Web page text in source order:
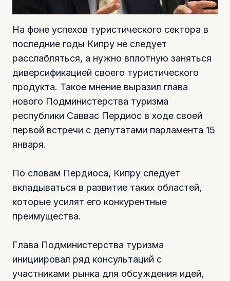
На фоне успехов туристического сектора в
последние годы Кипру не следует
расслабляться, а нужно вплотную заняться
диверсификацией своего туристического
продукта. Такое мнение выразил глава
нового Подминистерства туризма
республики Саввас Пердиос в ходе своей
первой встречи с депутатами парламента 15
января.
По словам Пердиоса, Кипру следует
вкладываться в развитие таких областей,
которые усилят его конкурентные
преимущества.
Глава Подминистерства туризма
инициировал ряд консультаций с
участниками рынка для обсуждения идей,